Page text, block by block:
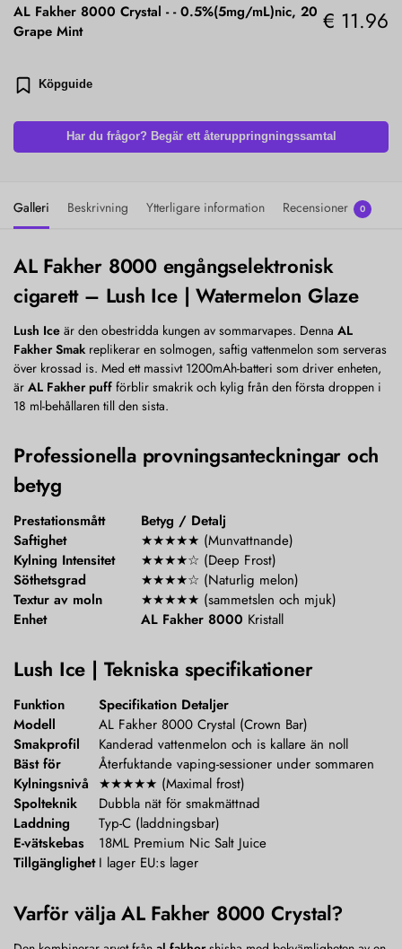
AL Fakher 8000 Crystal --0.5%(5mg/mL)nic, 20
Grape Mint
€ 11.96
Köpguide
Har du frågor? Begär ett återuppringningssamtal
Galleri Beskrivning Ytterligare information Recensioner 0
AL Fakher 8000 engångselektronisk
cigarett – Lush Ice | Watermelon Glaze
Lush Ice är den obestridda kungen av sommarvapes. Denna AL
Fakher Smak replikerar en solmogen, saftig vattenmelon som serveras
över krossad is. Med ett massivt 1200mAh-batteri som driver enheten,
är AL Fakher puff förblir smakrik och kylig från den första droppen i
18 ml-behållaren till den sista.
Professionella provningsanteckningar och
betyg
Prestationsmått
Betyg / Detalj
Saftighet
★★★★★ (Munvattnande)
Kylning Intensitet
★★★★☆ (Deep Frost)
Söthetsgrad
★★★★☆ (Naturlig melon)
Textur av moln
★★★★★ (sammetslen och mjuk)
Enhet
AL Fakher 8000 Kristall
Lush Ice | Tekniska specifikationer
Funktion
Specifikation Detaljer
Modell
AL Fakher 8000 Crystal (Crown Bar)
Smakprofil
Kanderad vattenmelon och is kallare än noll
Bäst för
Återfuktande vaping-sessioner under sommaren
Kylningsnivå ★★★★★ (Maximal frost)
Spolteknik
Dubbla nät för smakmättnad
Laddning
Typ-C (laddningsbar)
E-vätskebas
18ML Premium Nic Salt Juice
Tillgänglighet I lager EU:s lager
Varför välja AL Fakher 8000 Crystal?